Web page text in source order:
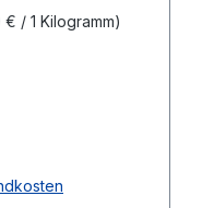
/ 1 Kilogramm)